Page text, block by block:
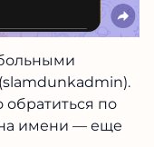
по
имени — еще